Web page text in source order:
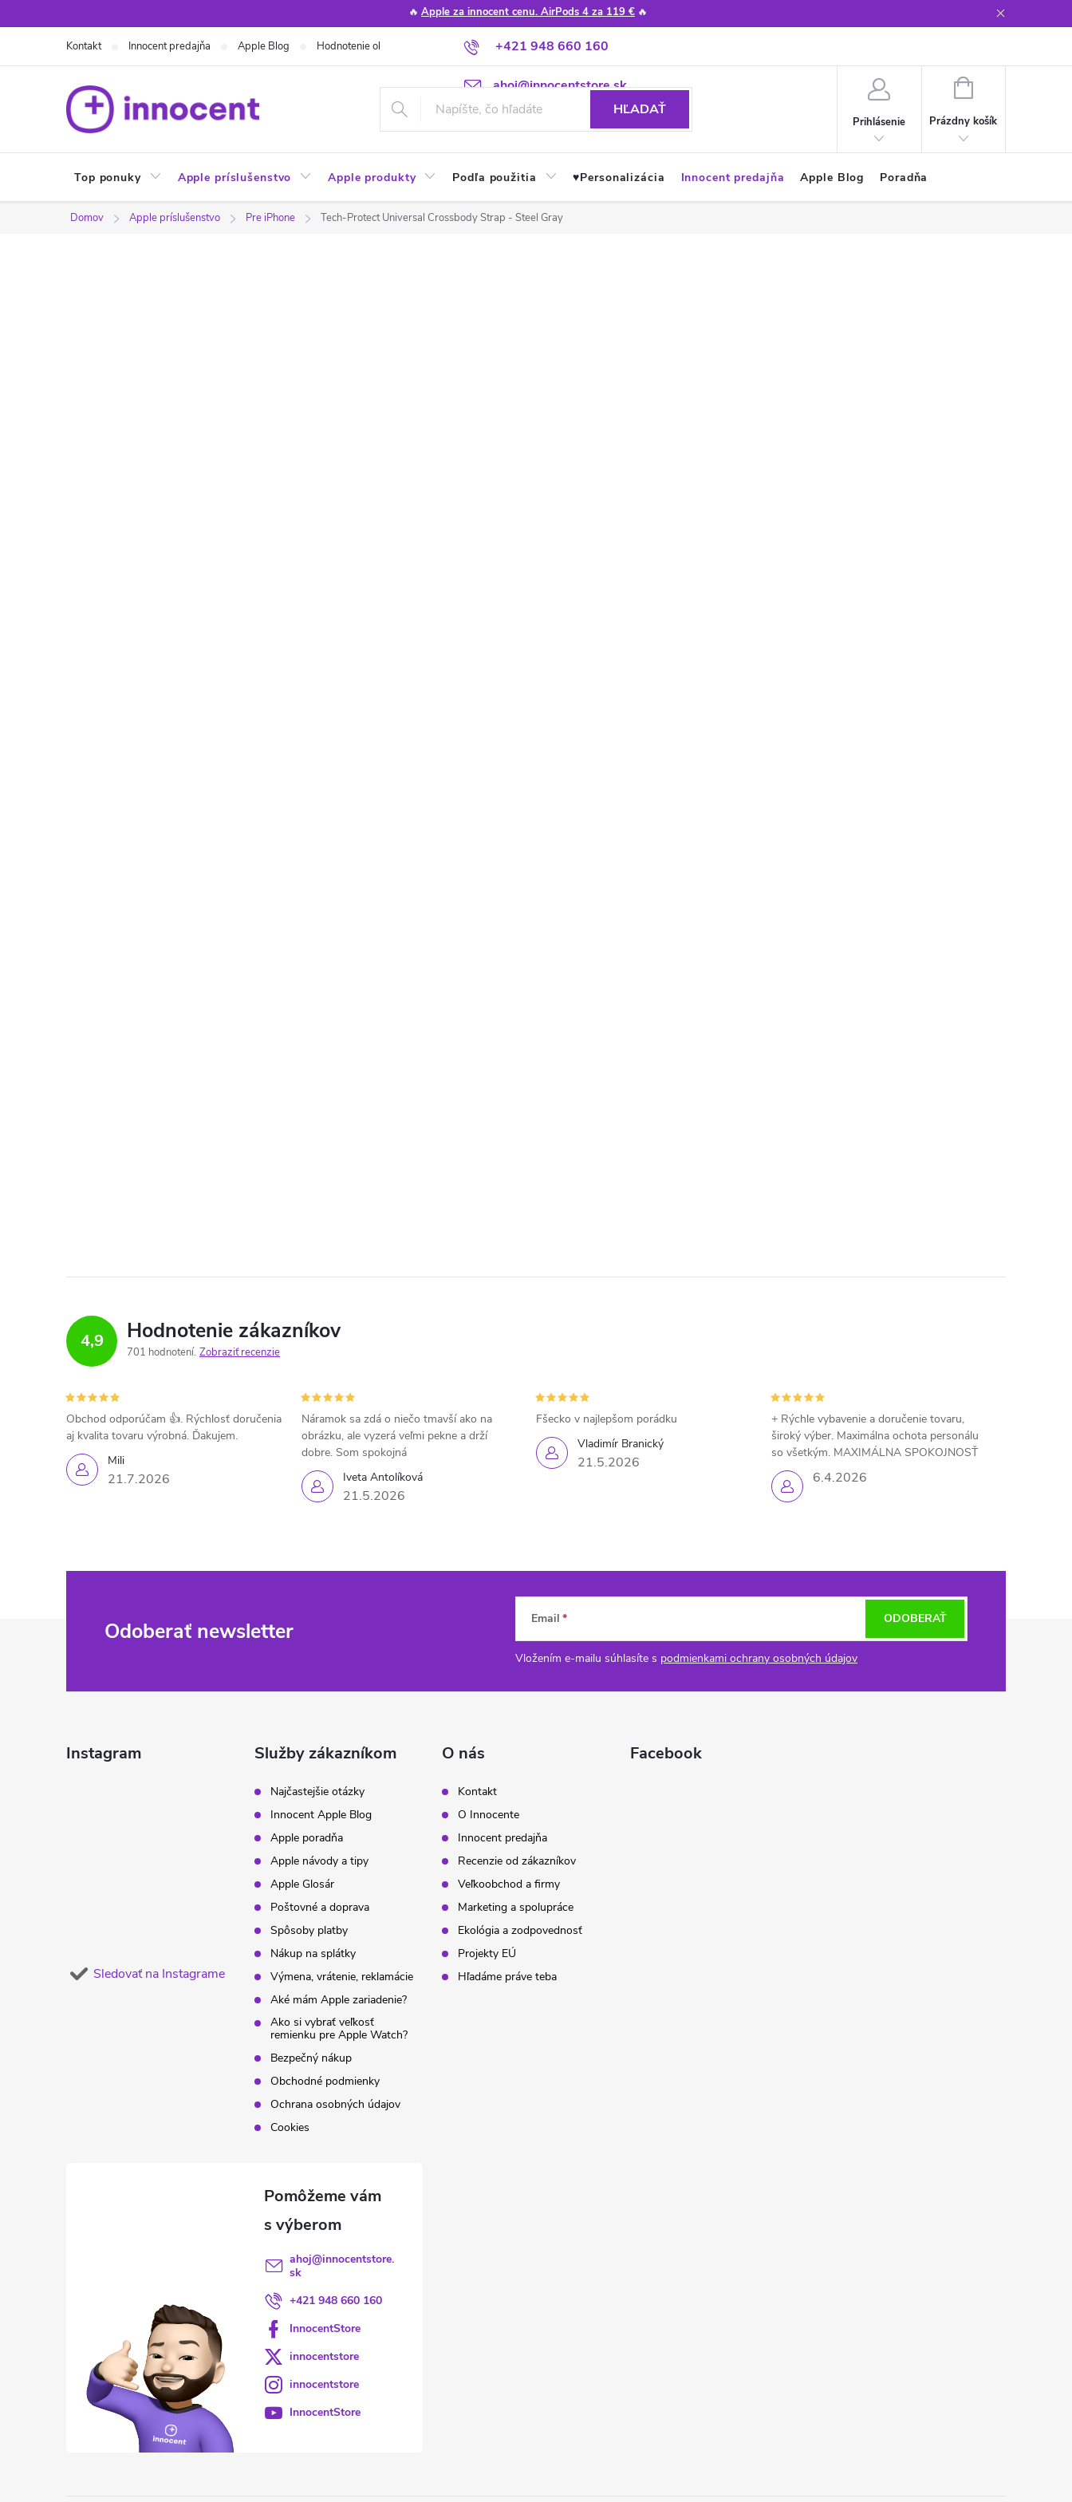
na
🔥 Apple za innocent cenu. AirPods 4 za 119 € 🔥
+421 948 660 160
ahoj@innocentstore.sk
Kontakt Innocent predajňa Apple Blog Hodnotenie obchodu Poradňa Apple návody a tipy
HĽADAŤ
Prihlásenie
NÁKUPNÝ
Prázdny košík
Top ponuky Apple príslušenstvo Apple produkty Podľa použitia ♥︎Personalizácia Innocent predajňa Apple Blog Poradňa
Domov Apple príslušenstvo Pre iPhone Tech-Protect Universal Crossbody Strap - Steel Gray
4,9 Hodnotenie zákazníkov
701 hodnotení Zobraziť recenzie
Mili
21.7.2026
Obchod odporúčam 👍. Rýchlosť doručenia
aj kvalita tovaru výrobná. Ďakujem.
Iveta Antolíková
21.5.2026
Náramok sa zdá o niečo tmavší ako na
obrázku, ale vyzerá veľmi pekne a drží
dobre. Som spokojná
Vladimír Branický
21.5.2026
Fšecko v najlepšom porádku
6.4.2026
+ Rýchle vybavenie a doručenie tovaru,
široký výber. Maximálna ochota personálu
so všetkým. MAXIMÁLNA SPOKOJNOSŤ
Odoberať newsletter Email
Vložením e-mailu súhlasíte s podmienkami ochrany osobných údajov
ODOBERAŤ
Instagram
Sledovať na Instagrame
Služby zákazníkom
Najčastejšie otázky
Innocent Apple Blog
Apple poradňa
Apple návody a tipy
Apple Glosár
Poštovné a doprava
Spôsoby platby
Nákup na splátky
Výmena, vrátenie, reklamácie
Aké mám Apple zariadenie?
Ako si vybrať veľkosť
remienku pre Apple Watch?
Bezpečný nákup
Obchodné podmienky
Ochrana osobných údajov
Cookies
O nás
Kontakt
O Innocente
Innocent predajňa
Recenzie od zákazníkov
Veľkoobchod a firmy
Marketing a spolupráce
Ekológia a zodpovednosť
Projekty EÚ
Hľadáme práve teba
Facebook
ahoj@innocentstore.
sk
+421 948 660 160
InnocentStore
innocentstore
innocentstore
InnocentStore